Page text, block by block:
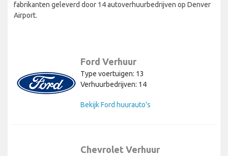
fabrikanten geleverd door 14 autoverhuurbedrijven op Denver
Airport.
Ford Verhuur
Type voertuigen: 13
Verhuurbedrijven: 14
Bekijk Ford huurauto's
Chevrolet Verhuur